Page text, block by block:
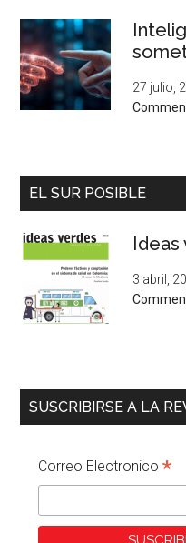
27 julio,
EL SUR POSIBLE
Ideas
3 abril,
SUSCRIBIRSE A LA
Correo Electronico*